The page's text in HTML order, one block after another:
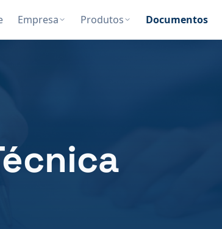
Empresa Produtos Documentos